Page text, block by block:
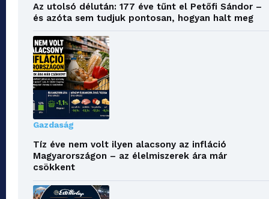
Az utolsó délután: 177 éve tűnt el Petőfi Sándor –
és azóta sem tudjuk pontosan, hogyan halt meg
Gazdaság
Tíz éve nem volt ilyen alacsony az infláció
Magyarországon – az élelmiszerek ára már
csökkent